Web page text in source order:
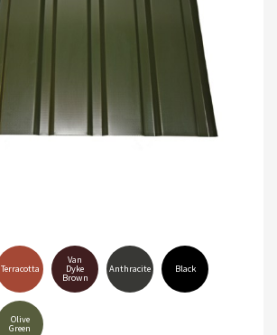
Terracotta
Van
Dyke
Brown
Anthracite Black
Olive
Green